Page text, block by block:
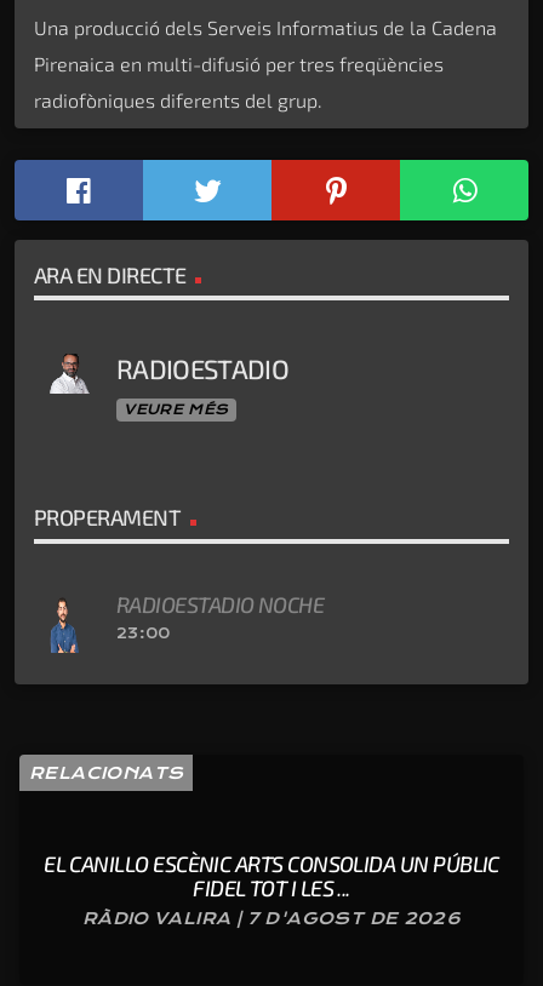
Una producció dels Serveis Informatius de la Cadena
Pirenaica en multi-difusió per tres freqüències
radiofòniques diferents del grup.
ARA EN DIRECTE
RADIOESTADIO
VEURE MÉS
PROPERAMENT
RADIOESTADIO NOCHE
23:00
RELACIONATS
EL CANILLO ESCÈNIC ARTS CONSOLIDA UN PÚBLIC
FIDEL TOT I LES ...
RÀDIO VALIRA | 7 D'AGOST DE 2026